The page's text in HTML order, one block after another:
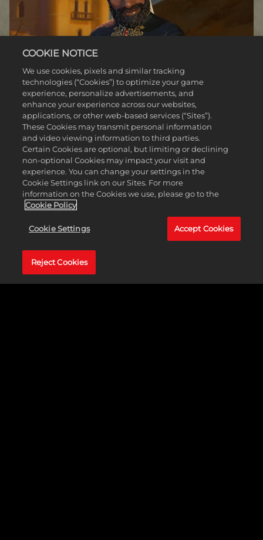
ETHIOPIA PACK
COOKIE NOTICE
We use cookies, pixels and similar tracking
technologies (“Cookies”) to optimize your game
experience, personalize advertisements, and
enhance your experience across our websites,
applications, or other web-based services (“Sites”).
These Cookies may transmit personal information
and video viewing information to third parties.
Certain Cookies are optional, but limiting or declining
non-optional Cookies may impact your visit and
experience. You can change your settings in the
Cookie Settings link on our Sites. For more
information on the Cookies we use, please go to the
Cookie Policy
Cookie Settings Accept Cookies
Reject Cookies